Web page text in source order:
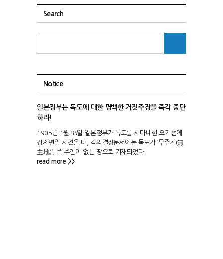
Search
Notice
일본정부는 독도에 대한 명백한 거짓주장을 즉각 중단
하라!
1905년 1월28일 일본정부가 독도를 시마네현 오키섬에
강제편입 시켰을 때, 각의결정문서에는 독도가 ‘무주지(無
主地)’, 즉 주인이 없는 땅으로 기재되었다.
read more >>